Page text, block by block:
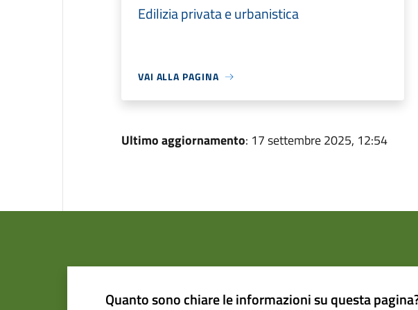
Edilizia privata e urbanistica
VAI ALLA PAGINA
Ultimo aggiornamento: 17 settembre 2025, 12:54
Quanto sono chiare le informazioni su questa